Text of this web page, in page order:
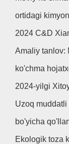
ortidagi
2024 C&D
Amaliy tanlov:
ko'chma
2024-yilgi
Uzoq
bo'yicha
Ekologik toza